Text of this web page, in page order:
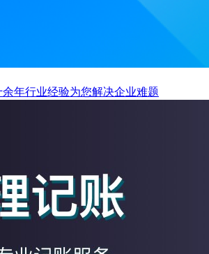
年行业经验为您解决企业难题